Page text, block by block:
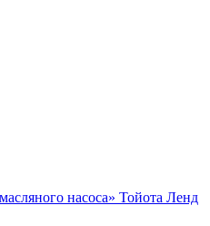
насоса» Тойота Ленд